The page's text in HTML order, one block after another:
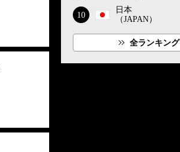
10
日本
（JAPAN）
全ランキング